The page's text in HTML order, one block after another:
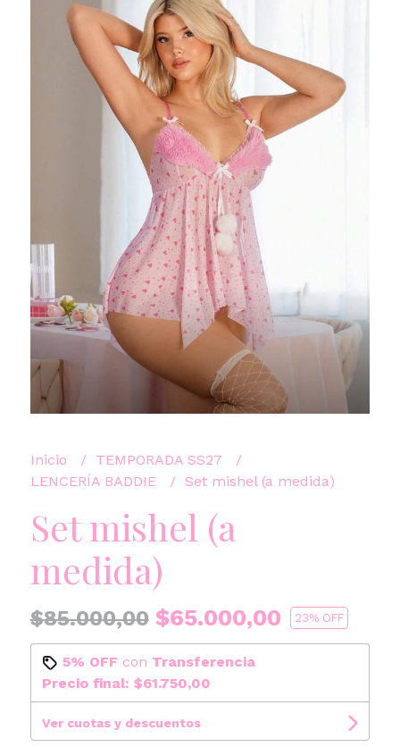
Inicio
TEMPORADA SS27
LENCERÍA BADDIE
Set mishel (a medida)
Set mishel (a
medida)
$85.000,00$65.000,00 23% OFF
5% OFF con Transferencia
Precio final: $61.750,00
Ver cuotas y descuentos